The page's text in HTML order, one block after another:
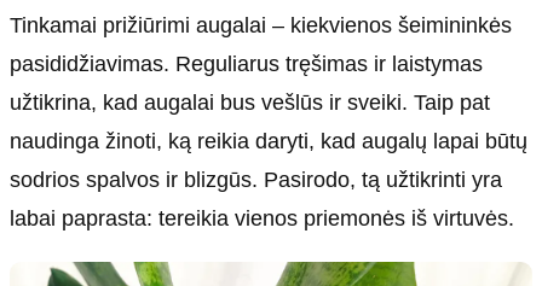
Tinkamai prižiūrimi augalai – kiekvienos šeimininkės
pasididžiavimas. Reguliarus tręšimas ir laistymas
užtikrina, kad augalai bus vešlūs ir sveiki. Taip pat
naudinga žinoti, ką reikia daryti, kad augalų lapai būtų
sodrios spalvos ir blizgūs. Pasirodo, tą užtikrinti yra
labai paprasta: tereikia vienos priemonės iš virtuvės.